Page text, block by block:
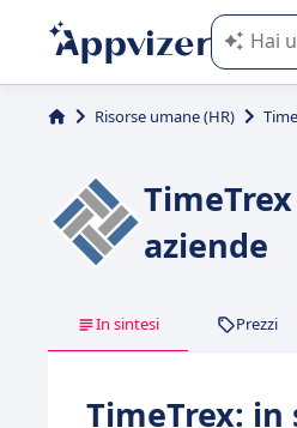
L'IA di
Risorse umane (HR)
aziende
In sintesi Prezzi
TimeTrex: in